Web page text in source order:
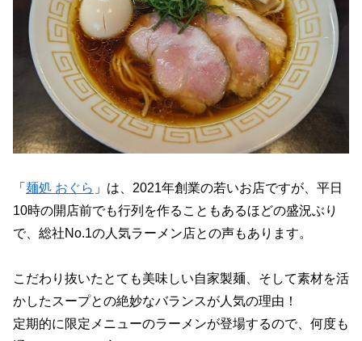
「 麺処 おぐら 」は、2021年創業の若いお店ですが、平日
10時の開店前でも行列を作ることもあるほどの盛況ぶり
で、総社No.1の人気ラーメン店との声もあります。
こだわり抜いたとても美味しい自家製麺、そして素材を活
かしたスープとの絶妙なバランスが人気の理由！
定期的に限定メニューのラーメンが登場するので、何度も